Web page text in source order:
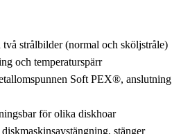
strålbilder (normal och sköljstråle)
och temperaturspärr
Soft PEX®, anslutning
för olika diskhoar
stänger